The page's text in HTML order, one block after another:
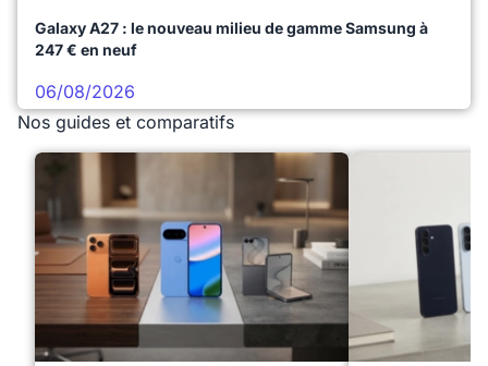
Galaxy A27 : le nouveau milieu de gamme Samsung à
247 € en neuf
06/08/2026
Nos guides et comparatifs